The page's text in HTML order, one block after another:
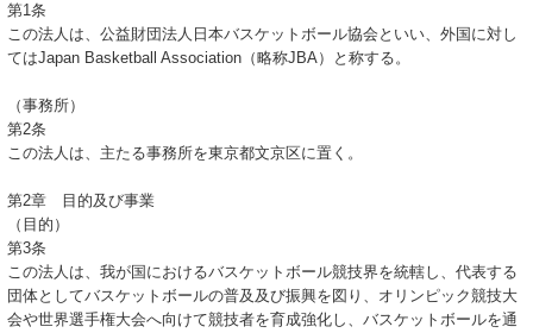
第1条
この法人は、公益財団法人日本バスケットボール協会といい、外国に対し
てはJapan Basketball Association（略称JBA）と称する。
（事務所）
第2条
この法人は、主たる事務所を東京都文京区に置く。
第2章 目的及び事業
（目的）
第3条
この法人は、我が国におけるバスケットボール競技界を統轄し、代表する
団体としてバスケットボールの普及及び振興を図り、オリンピック競技大
会や世界選手権大会へ向けて競技者を育成強化し、バスケットボールを通